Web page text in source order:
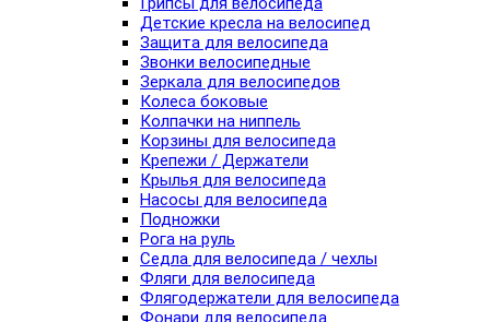
Детские кресла на велосипед
Защита для велосипеда
Звонки велосипедные
Зеркала для велосипедов
Колеса боковые
Колпачки на ниппель
Корзины для велосипеда
Крепежи / Держатели
Крылья для велосипеда
Насосы для велосипеда
Подножки
Рога на руль
Седла для велосипеда / чехлы
Фляги для велосипеда
Флягодержатели для велосипеда
Фонари для велосипеда